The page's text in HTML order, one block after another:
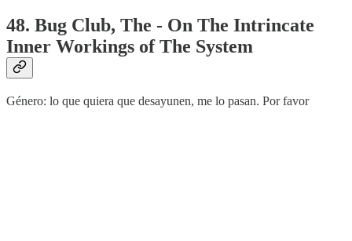
48. Bug Club, The - On The Intrincate
Inner Workings of The System
Género: lo que quiera que desayunen, me lo pasan. Por favor